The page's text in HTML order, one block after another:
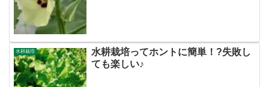
水耕栽培
水耕栽培ってホントに簡単！?失敗し
ても楽しい♪